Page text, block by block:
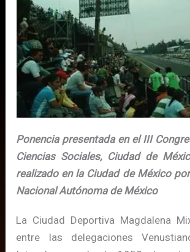
Ponencia presentada en el III
Ciencias Sociales, Ciudad de
realizado en la Ciudad de México
Nacional Autónoma de México
La Ciudad Deportiva Magdalena
entre las delegaciones